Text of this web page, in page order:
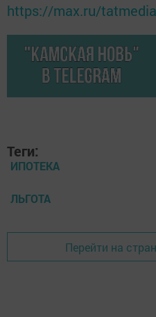
https://max.ru/tatmedia
Теги:
ИПОТЕКА
ЛЬГОТА
Перейти на